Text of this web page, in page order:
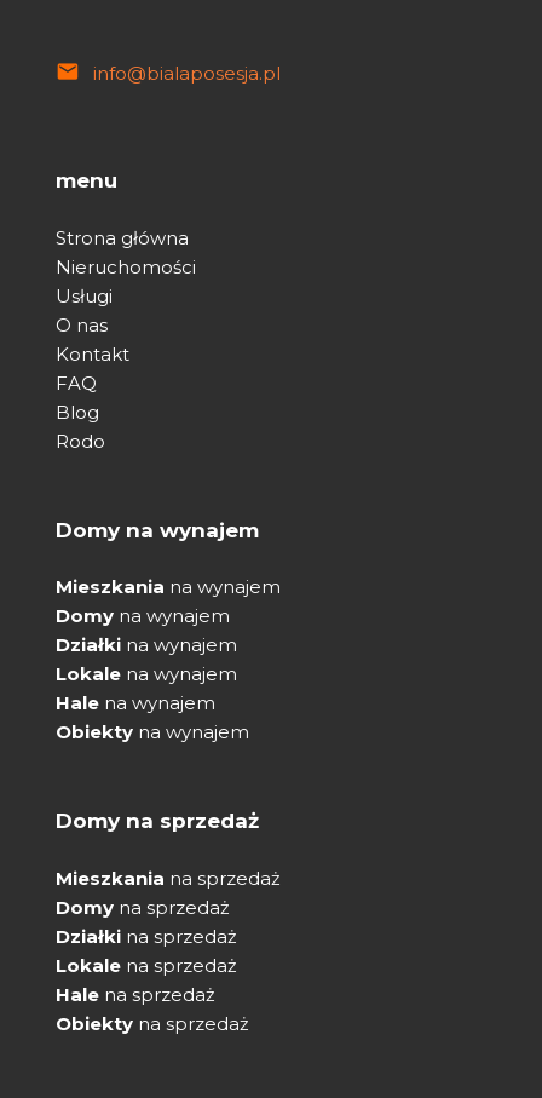
info@bialaposesja.pl
Domy na wynajem
Mieszkania na wynajem
Domy na wynajem
Działki na wynajem
Lokale na wynajem
Hale na wynajem
Obiekty na wynajem
Domy na sprzedaż
Mieszkania na sprzedaż
Domy na sprzedaż
Działki na sprzedaż
Lokale na sprzedaż
Hale na sprzedaż
Obiekty na sprzedaż
menu
Strona główna
Nieruchomości
Usługi
O nas
Kontakt
FAQ
Blog
Rodo